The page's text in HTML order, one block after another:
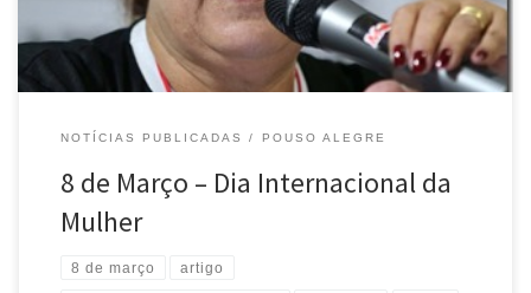
NOTÍCIAS PUBLICADAS POUSO ALEGRE
8 de Março – Dia Internacional da
Mulher
8 de março artigo